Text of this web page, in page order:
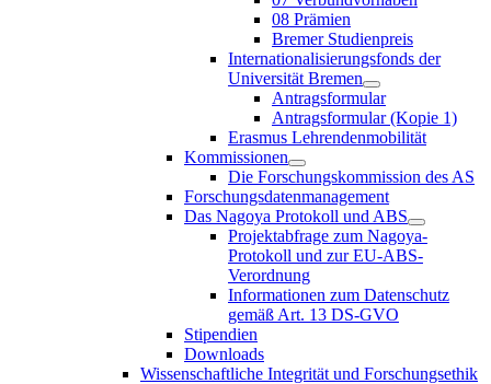
08 Prämien
Bremer Studienpreis
Internationalisierungsfonds der
Universität Bremen
Antragsformular
Antragsformular (Kopie 1)
Erasmus Lehrendenmobilität
Kommissionen
Die Forschungskommission des AS
Forschungsdatenmanagement
Das Nagoya Protokoll und ABS
Projektabfrage zum Nagoya-
Protokoll und zur EU-ABS-
Verordnung
Informationen zum Datenschutz
gemäß Art. 13 DS-GVO
Stipendien
Downloads
Wissenschaftliche Integrität und Forschungsethik